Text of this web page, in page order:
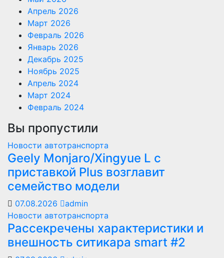
Апрель 2026
Март 2026
Февраль 2026
Январь 2026
Декабрь 2025
Ноябрь 2025
Апрель 2024
Март 2024
Февраль 2024
Вы пропустили
Новости автотранспорта
Geely Monjaro/Xingyue L с
приставкой Plus возглавит
семейство модели
07.08.2026
admin
Новости автотранспорта
Рассекречены характеристики и
внешность ситикара smart #2